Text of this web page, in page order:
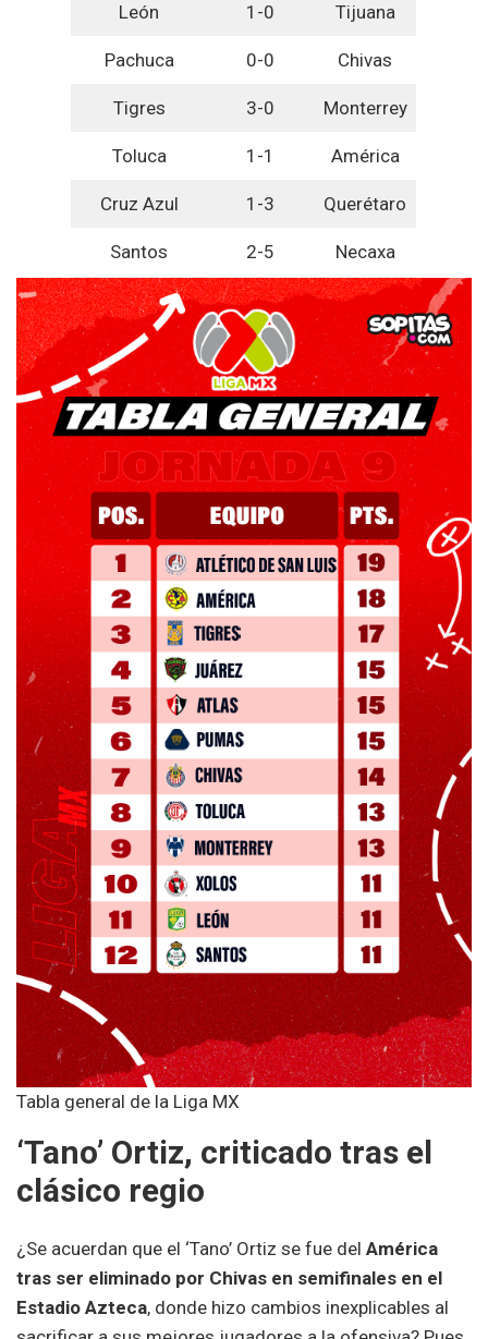
León 1-0 Tijuana
Pachuca 0-0 Chivas
Tigres 3-0 Monterrey
Toluca 1-1 América
Cruz Azul 1-3 Querétaro
Santos 2-5 Necaxa
Tabla general de la Liga MX
‘Tano’ Ortiz, criticado tras el
clásico regio
¿Se acuerdan que el ‘Tano’ Ortiz se fue del América
tras ser eliminado por Chivas en semifinales en el
Estadio Azteca, donde hizo cambios inexplicables al